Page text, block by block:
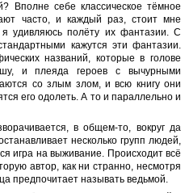
Вполне себе классическое тёмное
часто, и каждый раз, стоит мне
удивляюсь полёту их фантазии. С
кажутся эти фантазии.
названий, которые в голове
и плеяда героев с вычурными
со злым злом, и всю книгу они
его одолеть. А то и параллельно и
в общем-то, вокруг да
несколько групп людей,
игра на выживание. Происходит всё
автор, как ни странно, несмотря
предпочитает называть ведьмой.